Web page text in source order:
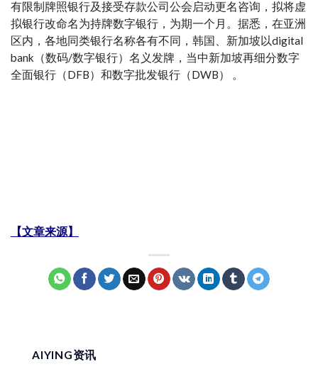
有限制牌照银行及接受存款公司公会启动更名咨询，拟将虚
拟银行改命名为持牌数字银行，为期一个月。据悉，在亚洲
区内，各地同类银行名称各有不同，韩国、新加坡以digital
bank（数码/数字银行）名义发牌，当中新加坡再细分数字
全面银行（DFB）和数字批发银行（DWB） 。
【文章来源】
AIYING资讯